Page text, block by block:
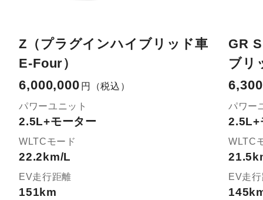
Z（プラグインハイブリッド車
E-Four）
6,000,000 円
（税込）
パワーユニット
2.5L+モーター
WLTCモード
22.2km/L
EV走行距離
151km
GR
ブリ
パワー
2.5L+
WLTC
EV走